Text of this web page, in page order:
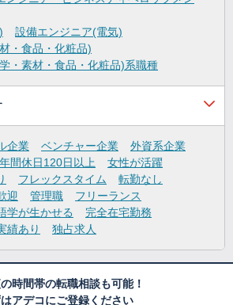
設備エンジニア(電気)
・食品・化粧品)
・素材・食品・化粧品)系職種
企業 ベンチャー企業
外資系企業
年間休日120日以上
女性が活躍
フレックスタイム
転勤なし
迎 管理職
フリーランス
学が生かせる
完全在宅勤務
績あり 独占求人
時間帯の転職相談も可能！
アデコにご登録ください